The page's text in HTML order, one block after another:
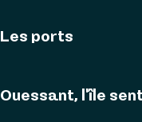
Les ports
Ouessant, l'île